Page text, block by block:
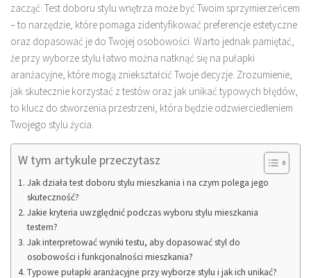
zacząć. Test doboru stylu wnętrza może być Twoim sprzymierzeńcem
– to narzędzie, które pomaga zidentyfikować preferencje estetyczne
oraz dopasować je do Twojej osobowości. Warto jednak pamiętać,
że przy wyborze stylu łatwo można natknąć się na pułapki
aranżacyjne, które mogą zniekształcić Twoje decyzje. Zrozumienie,
jak skutecznie korzystać z testów oraz jak unikać typowych błędów,
to klucz do stworzenia przestrzeni, która będzie odzwierciedleniem
Twojego stylu życia.
W tym artykule przeczytasz
Jak działa test doboru stylu mieszkania i na czym polega jego
skuteczność?
Jakie kryteria uwzględnić podczas wyboru stylu mieszkania
testem?
Jak interpretować wyniki testu, aby dopasować styl do
osobowości i funkcjonalności mieszkania?
Typowe pułapki aranżacyjne przy wyborze stylu i jak ich unikać?